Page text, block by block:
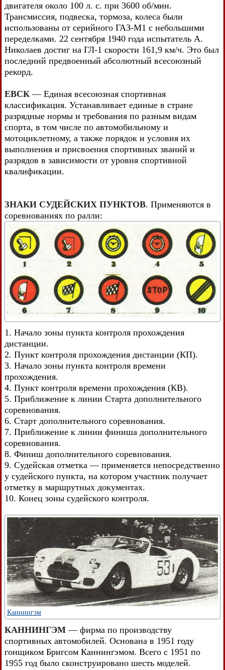
двигателя около 100 л. с. при 3600 об/мин.
Трансмиссия, подвеска, тормоза, колеса были
использованы от серийного ГАЗ-M1 с небольшими
переделками. 22 сентября 1940 года испытатель А.
Николаев достиг на ГЛ-1 скорости 161,9 км/ч. Это был
последний предвоенный абсолютный всесоюзный
рекорд.
ЕВСК — Единая всесоюзная спортивная
классификация. Устанавливает единые в стране
разрядные нормы и требования по разным видам
спорта, в том числе по автомобильному и
мотоциклетному, а также порядок и условия их
выполнения и присвоения спортивных званий и
разрядов в зависимости от уровня спортивной
квалификации.
ЗНАКИ СУДЕЙСКИХ ПУНКТОВ. Применяются в
соревнованиях по ралли:
1. Начало зоны пункта контроля прохождения
дистанции.
2. Пункт контроля прохождения дистанции (КП).
3. Начало зоны пункта контроля времени
прохождения.
4. Пункт контроля времени прохождения (КВ).
5. Приближение к линии Старта дополнительного
соревнования.
6. Старт дополнительного соревнования.
7. Приближение к линии финиша дополнительного
соревнования.
8. Финиш дополнительного соревнования.
9. Судейская отметка — применяется непосредственно
у судейского пункта, на котором участник получает
отметку в маршрутных документах.
10. Конец зоны судейского контроля.
Каннингэм
КАННИНГЭМ — фирма по производству
спортивных автомобилей. Основана в 1951 году
гонщиком Бригсом Каннингэмом. Всего с 1951 по
1955 год было сконструировано шесть моделей.